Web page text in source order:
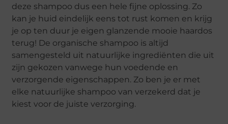
deze shampoo dus een hele fijne oplossing. Zo
kan je huid eindelijk eens tot rust komen en krijg
je op ten duur je eigen glanzende mooie haardos
terug! De organische shampoo is altijd
samengesteld uit natuurlijke ingrediënten die uit
zijn gekozen vanwege hun voedende en
verzorgende eigenschappen. Zo ben je er met
elke natuurlijke shampoo van verzekerd dat je
kiest voor de juiste verzorging.